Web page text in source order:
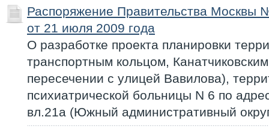
Распоряжение Правительства Москвы
от 21 июля 2009 года
О разработке проекта планировки
транспортным кольцом,
пересечении с улицей Вавилова),
психиатрической больницы N 6 по
вл.21а (Южный административный